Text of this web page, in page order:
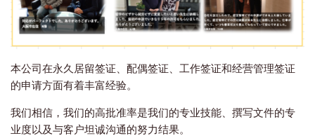
本公司在永久居留签证、配偶签证、工作签证和经营管理签证
的申请方面有着丰富经验。
我们相信，我们的高批准率是我们的专业技能、撰写文件的专
业度以及与客户坦诚沟通的努力结果。